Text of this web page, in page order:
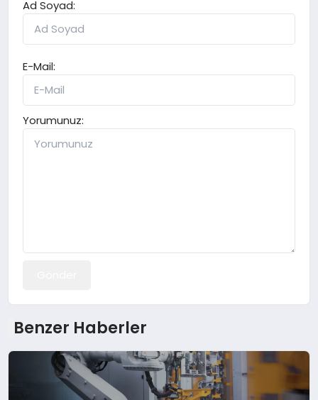
Ad Soyad:
E-Mail:
Yorumunuz:
Benzer Haberler